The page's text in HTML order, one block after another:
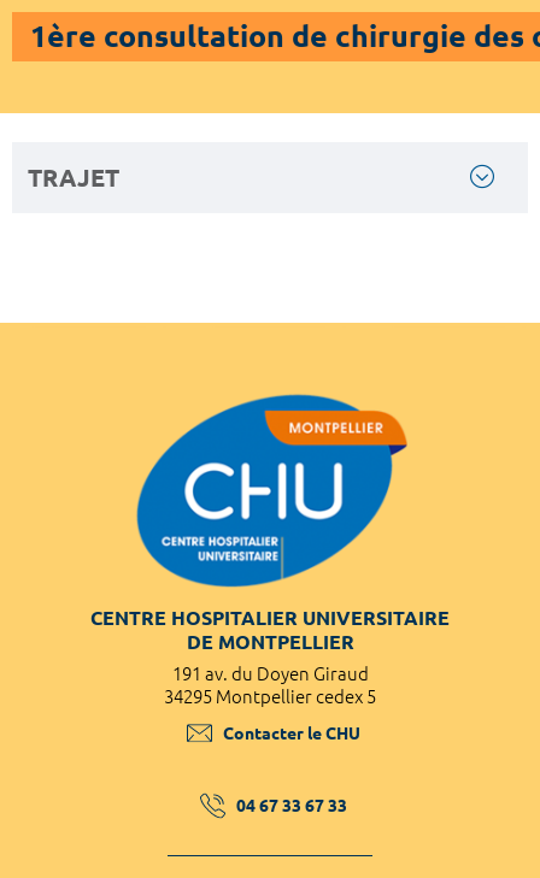
1ère consultation de chirurgie
TRAJET
CENTRE HOSPITALIER UNIVERSITAIRE
DE MONTPELLIER
191 av. du Doyen Giraud
34295 Montpellier cedex 5
Contacter le CHU
04 67 33 67 33